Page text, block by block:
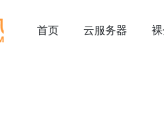
首页 云服务器